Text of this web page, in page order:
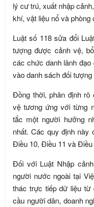
lý cư trú, xuất nhập
khí, vật liệu nổ và
Luật số 118 sửa đổi
tượng được cảnh vệ,
các chức danh lãnh
vào danh sách đối
Đồng thời, phân định rõ
vệ tương ứng với từng
tắc một người hưởng
nhất. Các quy định này
Điều 10, Điều 11 và Điều
Đối với Luật Nhập
người nước ngoài tại
thác trực tiếp dữ liệu
cầu người dân, doanh